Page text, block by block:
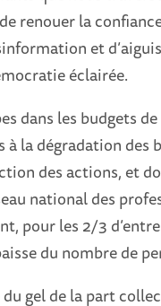
renouer la
et
éclairée.
dans les budgets
la dégradation des
des actions, et
national des
pour les 2/3
du nombre de
gel de la part